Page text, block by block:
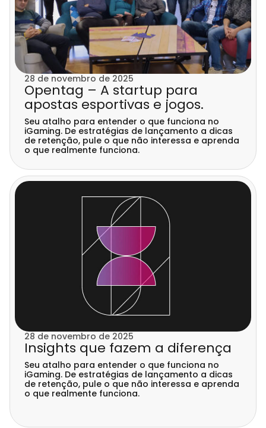
28 de novembro de 2025
Opentag – A startup para
apostas esportivas e jogos.
Seu atalho para entender o que funciona no
iGaming. De estratégias de lançamento a dicas
de retenção, pule o que não interessa e aprenda
o que realmente funciona.
28 de novembro de 2025
Insights que fazem a diferença
Seu atalho para entender o que funciona no
iGaming. De estratégias de lançamento a dicas
de retenção, pule o que não interessa e aprenda
o que realmente funciona.